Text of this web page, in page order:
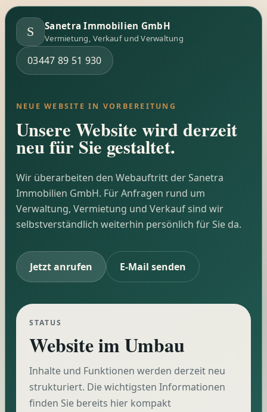
S Sanetra Immobilien GmbH
Vermietung, Verkauf und Verwaltung
03447 89 51 930
NEUE WEBSITE IN VORBEREITUNG
Unsere Website wird derzeit
neu für Sie gestaltet.
Wir überarbeiten den Webauftritt der Sanetra
Immobilien GmbH. Für Anfragen rund um
Verwaltung, Vermietung und Verkauf sind wir
selbstverständlich weiterhin persönlich für Sie da.
Jetzt anrufen E-Mail senden
STATUS
Website im Umbau
Inhalte und Funktionen werden derzeit neu
strukturiert. Die wichtigsten Informationen
finden Sie bereits hier kompakt